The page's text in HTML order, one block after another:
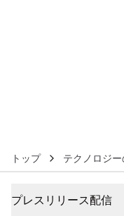
トップ テクノロジ
プレスリリース配信